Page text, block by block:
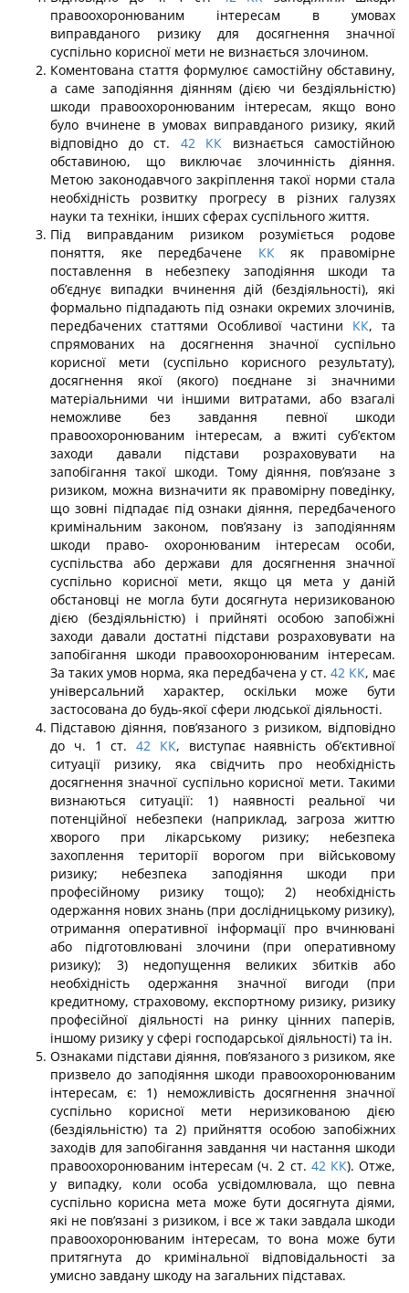
правоохоронюваним інтересам в умовах
виправданого ризику для досягнення значної
суспільно корисної мети не визнається злочином.
Коментована стаття формулює самостійну обставину,
а саме заподіяння діянням (дією чи бездіяльністю)
шкоди правоохоронюваним інтересам, якщо воно
було вчи­нене в умовах виправданого ризику, який
відповідно до ст. 42 КК визнається само­стійною
обставиною, що виключає злочинність діяння.
Метою законодавчого закрі­плення такої норми стала
необхідність розвитку прогресу в різних галузях
науки та техніки, інших сферах суспільного життя.
Під виправданим ризиком розуміється родове
поняття, яке передбачене ККяк правомірне
поставлення в небезпеку заподіяння шкоди та
об’єднує випадки вчинення дій (бездіяльності), які
формально підпадають під ознаки окремих злочинів,
перед­бачених статтями Особливої частини КК, та
спрямованих на досягнення значної суспільно
корисної мети (суспільно корисного результату),
досягнення якої (якого) поєднане зі значними
матеріальними чи іншими витратами, або взагалі
неможливе без завдання певної шкоди
правоохоронюваним інтересам, а вжиті суб’єктом
заходи давали підстави розраховувати на
запобігання такої шкоди. Тому діяння, пов’язане з
ризиком, можна визначити як правомірну поведінку,
що зовні підпадає під ознаки діяння, передбаченого
кримінальним законом, пов’язану із заподіянням
шкоди право- охоронюваним інтересам особи,
суспільства або держави для досягнення значної
суспільно корисної мети, якщо ця мета у даній
обстановці не могла бути досягнута неризикованою
дією (бездіяльністю) і прийняті особою запобіжні
заходи давали до­статні підстави розраховувати на
запобігання шкоди правоохоронюваним інтересам.
За таких умов норма, яка передбачена у ст. 42 КК, має
універсальний характер, оскіль­ки може бути
застосована до будь-якої сфери людської діяльності.
Підставою діяння, пов’язаного з ризиком, відповідно
до ч. 1 ст. 42 КК, виступає наявність об’єктивної
ситуації ризику, яка свідчить про необхідність
досягнення знач­ної суспільно корисної мети. Такими
визнаються ситуації: 1) наявності реальної чи
потенційної небезпеки (наприклад, загроза життю
хворого при лікарському ризику; небезпека
захоплення території ворогом при військовому
ризику; небезпека заподі­яння шкоди при
професійному ризику тощо); 2) необхідність
одержання нових знань (при дослідницькому ризику),
отримання оперативної інформації про вчинювані
або підготовлювані злочини (при оперативному
ризику); 3) недопущення великих збитків або
необхідність одержання значної вигоди (при
кредитному, страховому, експортно­му ризику, ризику
професійної діяльності на ринку цінних паперів,
іншому ризику у сфері господарської діяльності) та ін.
Ознаками підстави діяння, пов’язаного з ризиком, яке
призвело до заподіяння шкоди правоохоронюваним
інтересам, є: 1) неможливість досягнення значної
суспільно корисної мети неризикованою дією
(бездіяльністю) та 2) прийняття особою запо­біжних
заходів для запобігання завдання чи настання шкоди
правоохоронюваним інтересам (ч. 2 ст. 42 КК). Отже,
у випадку, коли особа усвідомлювала, що певна
суспільно корисна мета може бути досягнута діями,
які не пов’язані з ризиком, і все ж таки завдала шкоди
правоохоронюваним інтересам, то вона може бути
притягнута до кримінальної відповідальності за
умисно завдану шкоду на загальних підставах.